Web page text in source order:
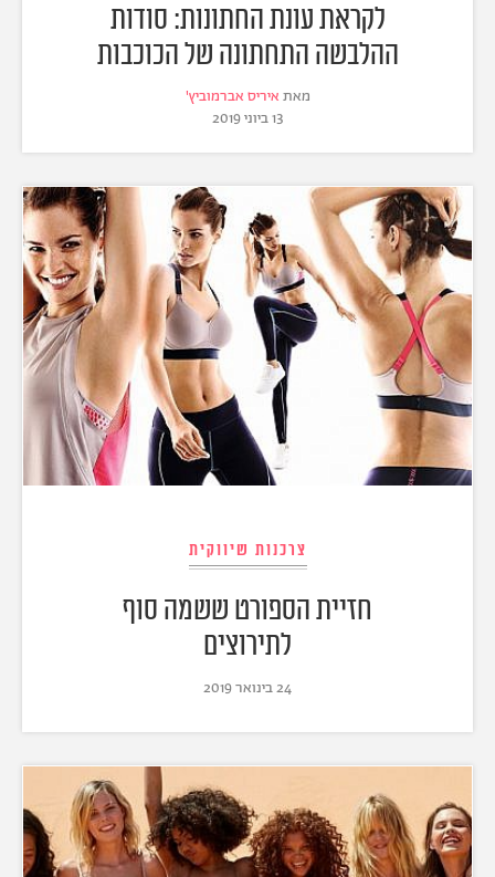
לקראת עונת החתונות: סודות
ההלבשה התחתונה של הכוכבות
מאת איריס אברמוביץ'
13 ביוני 2019
צרכנות שיווקית
חזיית הספורט ששמה סוף
לתירוצים
24 בינואר 2019